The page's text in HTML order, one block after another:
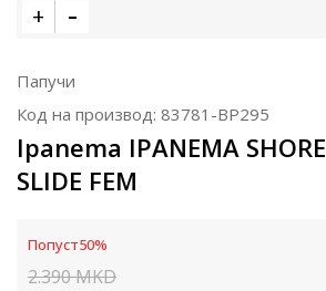
Папучи
Код на производ: 83781-BP295
Ipanema IPANEMA SHORE
SLIDE FEM
Попуст50%
2.390MKD